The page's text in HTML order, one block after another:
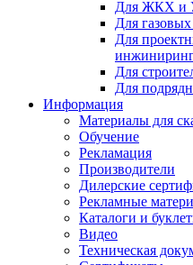
Для ЖКХ и
Для
Для
Для
Для
Информация
Материалы для
Обучение
Рекламация
Производители
Дилерские
Рекламные
Каталоги и
Видео
Техническая